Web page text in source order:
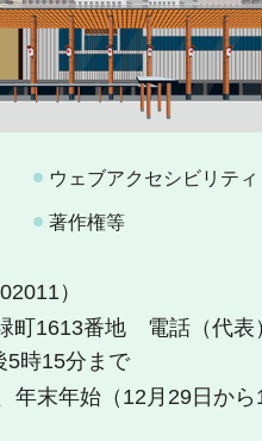
ウェブアクセシビリティ
著作権等
）
町1613番地
電話（代表
5時15分まで
末年始（12月29日から